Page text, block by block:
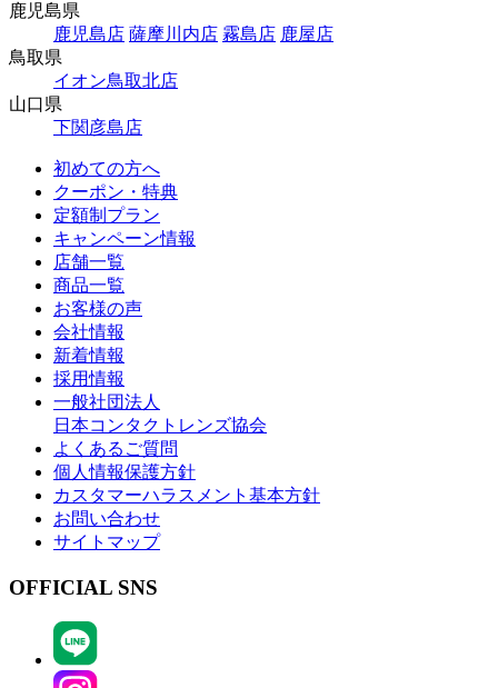
鹿児島県
鹿児島店 薩摩川内店 霧島店 鹿屋店
鳥取県
イオン鳥取北店
山口県
下関彦島店
初めての方へ
クーポン・特典
定額制プラン
キャンペーン情報
店舗一覧
商品一覧
お客様の声
会社情報
新着情報
採用情報
一般社団法人
日本コンタクトレンズ協会
よくあるご質問
個人情報保護方針
カスタマーハラスメント基本方針
お問い合わせ
サイトマップ
OFFICIAL SNS